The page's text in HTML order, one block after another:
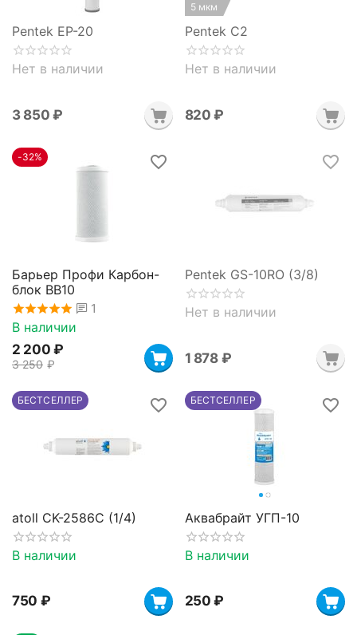
Pentek EP-20
Нет в наличии
3 850 ₽
5 мкм
Pentek C2
Нет в наличии
‍820‍ ₽
-32%
Барьер Профи Карбон-
блок BB10
1
В наличии
2 200 ₽
3 250 ₽
Pentek GS-10RO (3/8)
Нет в наличии
1 878 ₽
БЕСТСЕЛЛЕР
atoll CK-2586C (1/4)
В наличии
‍750‍ ₽
БЕСТСЕЛЛЕР
Аквабрайт УГП-10
В наличии
‍250‍ ₽